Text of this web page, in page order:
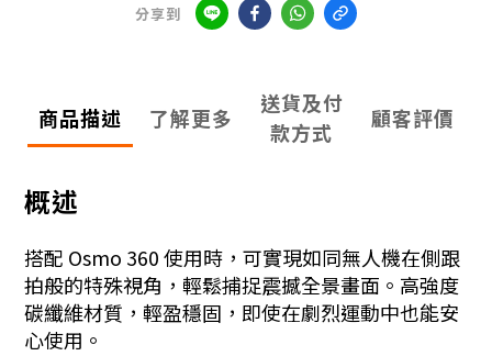
分享到
商品描述 了解更多
送貨及付
款方式
顧客評價
概述
搭配 Osmo 360 使用時，可實現如同無人機在側跟
拍般的特殊視角，輕鬆捕捉震撼全景畫面。高強度
碳纖維材質，輕盈穩固，即使在劇烈運動中也能安
心使用。